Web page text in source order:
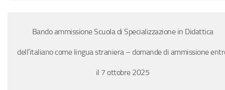
Bando ammissione Scuola di Specializzazione in Didattica
dell’italiano come lingua straniera – domande di ammissione
il 7 ottobre 2025